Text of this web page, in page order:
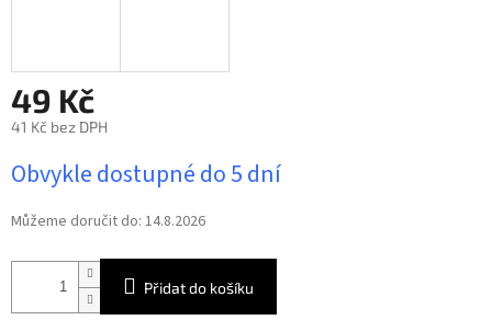
49 Kč
41 Kč bez DPH
cena:
Obvykle dostupné do 5 dní
Můžeme doručit do: 14.8.2026
Přidat do košíku